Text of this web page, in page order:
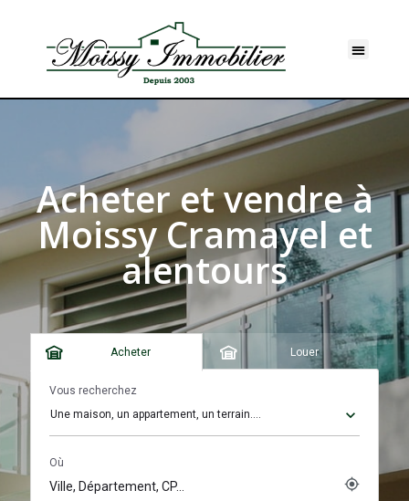
Acheter et vendre à
Moissy Cramayel et
alentours
Acheter Louer
Une maison, un appartement, un terrain....
Vous recherchez
my_location
Où